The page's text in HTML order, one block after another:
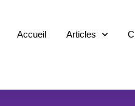
Accueil Articles